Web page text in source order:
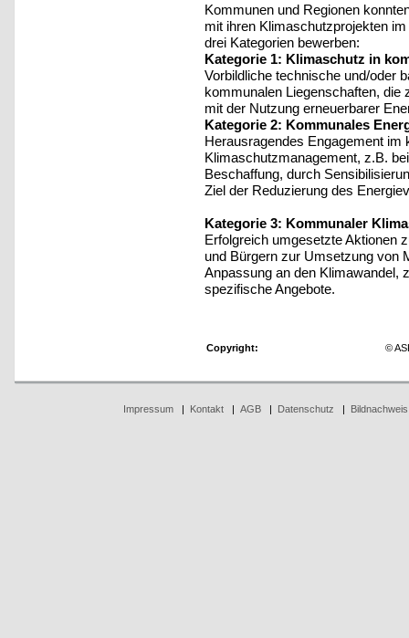
Kommunen und Regionen
mit ihren Klimaschutzprojekten
drei Kategorien bewerben:
Kategorie 1: Klimaschutz in
Vorbildliche technische und/oder
kommunalen Liegenschaften,
mit der Nutzung erneuerbarer
Kategorie 2: Kommunales
Herausragendes Engagement im
Klimaschutzmanagement, z.B.
Beschaffung, durch
Ziel der Reduzierung des
Kategorie 3: Kommunaler
Erfolgreich umgesetzte Aktionen
und Bürgern zur Umsetzung von
Anpassung an den Klimawandel,
spezifische Angebote.
Copyright: ©
Impressum| Kontakt| AGB| Datenschutz | Bildnachweis